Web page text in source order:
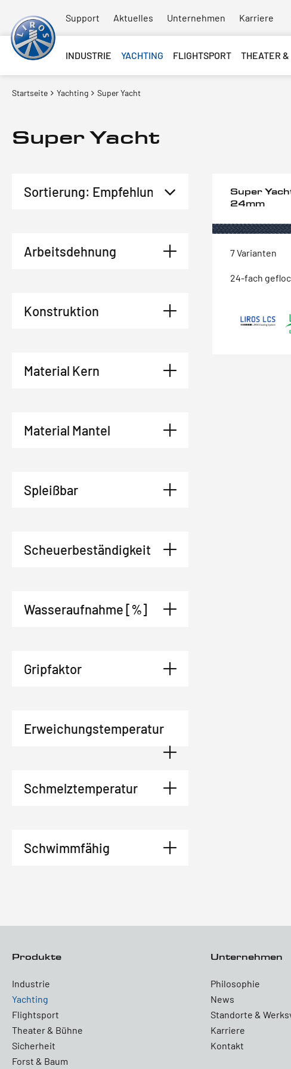
Support Aktuelles Unternehmen Karriere
INDUSTRIE YACHTING FLIGHTSPORT THEATER
Startseite Yachting Super Yacht
Super Yacht
Arbeitsdehnung
Konstruktion
Material Kern
Material Mantel
Spleißbar
Scheuerbeständigkeit
Wasseraufnahme [%]
Gripfaktor
Erweichungstemperatur
Schmelztemperatur
Schwimmfähig
Super
24mm
7 Varianten
24-fach
Produkte
Industrie
Yachting
Flightsport
Theater & Bühne
Sicherheit
Forst & Baum
Unternehmen
Philosophie
News
Standorte &
Karriere
Kontakt